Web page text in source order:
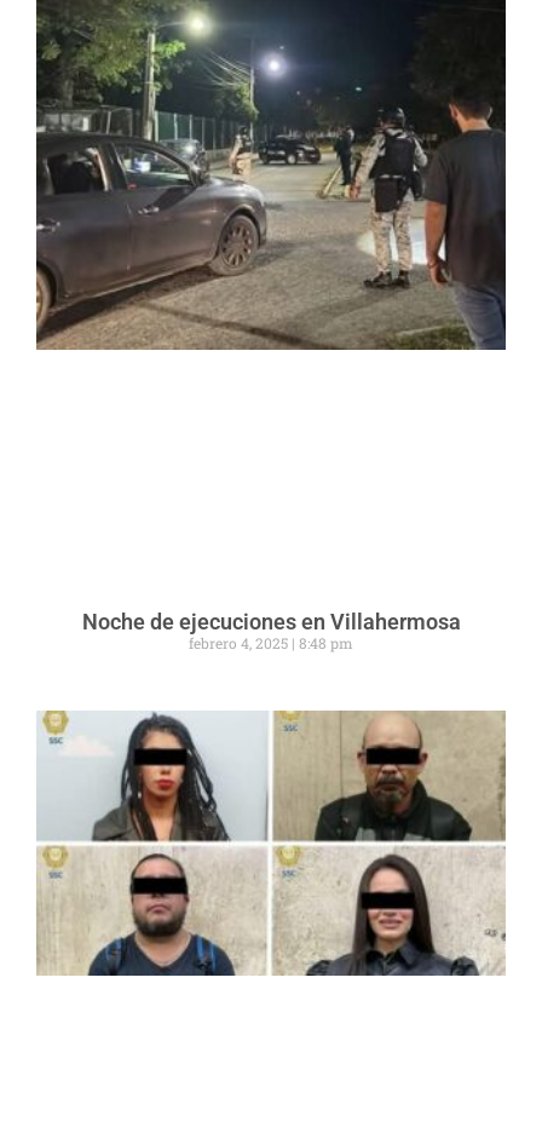
Noche de ejecuciones en Villahermosa
febrero 4, 2025 8:48 pm